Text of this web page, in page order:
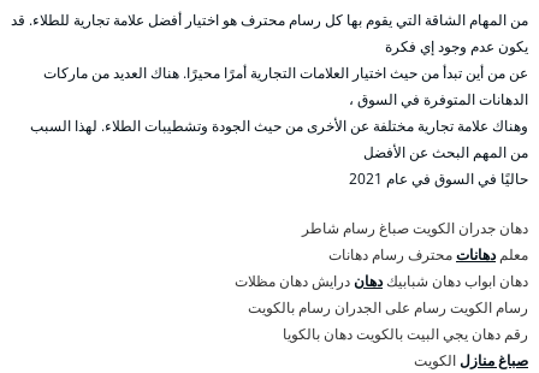
من المهام الشاقة التي يقوم بها كل رسام محترف هو اختيار أفضل علامة تجارية للطلاء. قد
يكون عدم وجود إي فكرة
عن من أين تبدأ من حيث اختيار العلامات التجارية أمرًا محيرًا. هناك العديد من ماركات
الدهانات المتوفرة في السوق ،
وهناك علامة تجارية مختلفة عن الأخرى من حيث الجودة وتشطيبات الطلاء. لهذا السبب
من المهم البحث عن الأفضل
حاليًا في السوق في عام 2021
دهان جدران الكويت صباغ رسام شاطر
معلمدهاناتمحترف رسام دهانات
دهان ابواب دهان شبابيكدهاندرايش دهان مظلات
رسام الكويت رسام على الجدران رسام بالكويت
رقم دهان يجي البيت بالكويت دهان بالكويا
صباغ منازلالكويت